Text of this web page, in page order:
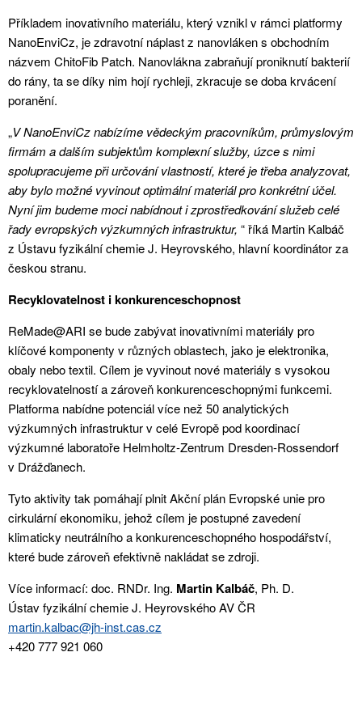
Příkladem inovativního materiálu, který vznikl v rámci platformy
NanoEnviCz, je zdravotní náplast z nanovláken s obchodním
názvem ChitoFib Patch. Nanovlákna zabraňují proniknutí bakterií
do rány, ta se díky nim hojí rychleji, zkracuje se doba krvácení
poranění.
„V NanoEnviCz nabízíme vědeckým pracovníkům, průmyslovým
firmám a dalším subjektům komplexní služby, úzce s nimi
spolupracujeme při určování vlastností, které je třeba analyzovat,
aby bylo možné vyvinout optimální materiál pro konkrétní účel.
Nyní jim budeme moci nabídnout i zprostředkování služeb celé
řady evropských výzkumných infrastruktur, “ říká Martin Kalbáč
z Ústavu fyzikální chemie J. Heyrovského, hlavní koordinátor za
českou stranu.
Recyklovatelnost i konkurenceschopnost
ReMade@ARI se bude zabývat inovativními materiály pro
klíčové komponenty v různých oblastech, jako je elektronika,
obaly nebo textil. Cílem je vyvinout nové materiály s vysokou
recyklovatelností a zároveň konkurenceschopnými funkcemi.
Platforma nabídne potenciál více než 50 analytických
výzkumných infrastruktur v celé Evropě pod koordinací
výzkumné laboratoře Helmholtz-Zentrum Dresden-Rossendorf
v Drážďanech.
Tyto aktivity tak pomáhají plnit Akční plán Evropské unie pro
cirkulární ekonomiku, jehož cílem je postupné zavedení
klimaticky neutrálního a konkurenceschopného hospodářství,
které bude zároveň efektivně nakládat se zdroji.
Více informací: doc. RNDr. Ing. Martin Kalbáč, Ph. D.
Ústav fyzikální chemie J. Heyrovského AV ČR
martin.kalbac@jh-inst.cas.cz
+420 777 921 060